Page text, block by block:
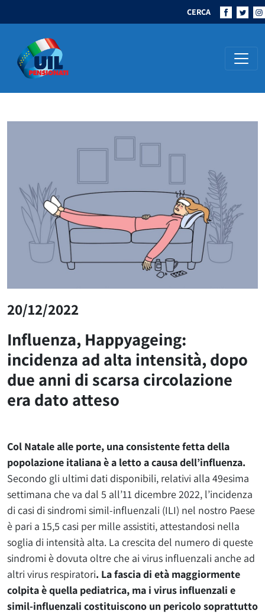
CERCA
Navigazione principale
20/12/2022
Influenza, Happyageing:
incidenza ad alta intensità, dopo
due anni di scarsa circolazione
era dato atteso
Col Natale alle porte, una consistente fetta della
popolazione italiana è a letto a causa dell’influenza.
Secondo gli ultimi dati disponibili, relativi alla 49esima
settimana che va dal 5 all’11 dicembre 2022, l’incidenza
di casi di sindromi simil-influenzali (ILI) nel nostro Paese
è pari a 15,5 casi per mille assistiti, attestandosi nella
soglia di intensità alta. La crescita del numero di queste
sindromi è dovuta oltre che ai virus influenzali anche ad
altri virus respiratori. La fascia di età maggiormente
colpita è quella pediatrica, ma i virus influenzali e
simil-influenzali costituiscono un pericolo soprattutto